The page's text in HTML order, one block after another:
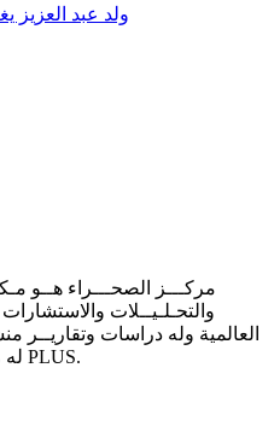
ولد عبد العزيز
مركـــز الصحـــراء هــو
والتحـلـيــلات
العالمية وله دراسات وتقاريــر
له موقــع الصحراء ومنصة الصحراء PLUS.